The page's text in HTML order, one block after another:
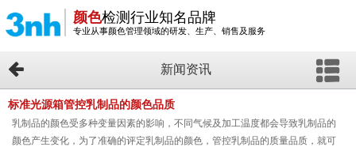
颜色检测行业知名品牌
专业从事颜色管理领域的研发、生产、销售及服务
新闻资讯
标准光源箱管控乳制品的颜色品质
乳制品的颜色受多种变量因素的影响，不同气候及加工温度都会导致乳制品的
颜色产生变化，为了准确的评定乳制品的颜色，管控乳制品的质量品质，就可